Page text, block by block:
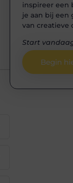
inspireer een
je aan bij
van creatieve
Start
Begin